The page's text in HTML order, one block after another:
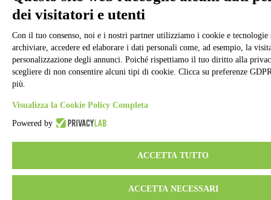
dei visitatori e utenti
Con il tuo consenso, noi e i nostri partner utilizziamo i cookie e
archiviare, accedere ed elaborare i dati personali come, ad esempio, la
personalizzazione degli annunci. Poiché rispettiamo il tuo diritto alla
scegliere di non consentire alcuni tipi di cookie. Clicca su preferenze
più.
Visualizza la Cookie Policy Completa
Powered by
ACCETTA TUTTO
ACCETTA NECESSARI